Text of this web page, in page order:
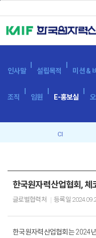
인사말 설립목적 미션 &
조직 임원 E-홍보실
CI
캐릭터
한국원자력산업협회, 체
글로벌협력처 등록일
한국원자력산업협회는 2024